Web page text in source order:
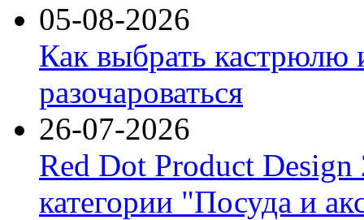
05-08-2026
Как выбрать кастрюлю
разочароваться
26-07-2026
Red Dot Product Design
категории "Посуда и